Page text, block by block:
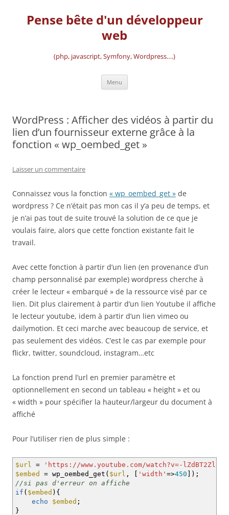
contenuPense bête d'un développeur
web
(php, javascript, Symfony, Wordpress….)
Menu
WordPress : Afficher des vidéos à partir du
lien d’un fournisseur externe grâce à la
fonction « wp_oembed_get »
Laisser un commentaire
Connaissez vous la fonction « wp_oembed_get » de
wordpress ? Ce n’était pas mon cas il y’a peu de temps, et
je n’ai pas tout de suite trouvé la solution de ce que je
voulais faire, alors que cette fonction existante fait le
travail.
Avec cette fonction à partir d’un lien (en provenance d’un
champ personnalisé par exemple) wordpress cherche à
créer le lecteur « embarqué » de la ressource visé par ce
lien. Dit plus clairement à partir d’un lien Youtube il affiche
le lecteur youtube, idem à partir d’un lien vimeo ou
dailymotion. Et ceci marche avec beaucoup de service, et
pas seulement des vidéos. C’est le cas par exemple pour
flickr, twitter, soundcloud, instagram…etc
La fonction prend l’url en premier paramètre et
optionnellement en second un tableau « height » et ou
« width » pour spécifier la hauteur/largeur du document à
affiché
Pour l’utiliser rien de plus simple :
$url = 'https://www.youtube.com/watch?v=-lZdBT2Zl-A'
$embed
= wp_oembed_get ( $url , 'width' =>450 ) ;
//si pas d'erreur on affiche
if ( $embed ) {
echo
$embed ;
}